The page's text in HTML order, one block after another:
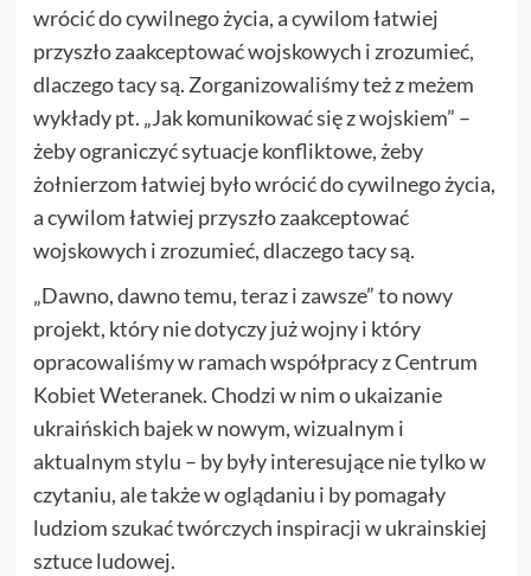
wrócić do cywilnego życia, a cywilom łatwiej
przyszło zaakceptować wojskowych i zrozumieć,
dlaczego tacy są. Zorganizowaliśmy też z meżem
wykłady pt. „Jak komunikować się z wojskiem” –
żeby ograniczyć sytuacje konfliktowe, żeby
żołnierzom łatwiej było wrócić do cywilnego życia,
a cywilom łatwiej przyszło zaakceptować
wojskowych i zrozumieć, dlaczego tacy są.
„Dawno, dawno temu, teraz i zawsze” to nowy
projekt, który nie dotyczy już wojny i który
opracowaliśmy w ramach współpracy z Centrum
Kobiet Weteranek. Chodzi w nim o ukaizanie
ukraińskich bajek w nowym, wizualnym i
aktualnym stylu – by były interesujące nie tylko w
czytaniu, ale także w oglądaniu i by pomagały
ludziom szukać twórczych inspiracji w ukrainskiej
sztuce ludowej.